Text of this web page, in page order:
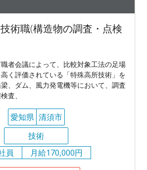
術職(構造物の調査・点検
者会議によって、比較対象工法の足場
く評価されている「特殊高所技術」を
、ダム、風力発電機等において、調査
査、
愛知県 清須市
技術
員
月給170,000円